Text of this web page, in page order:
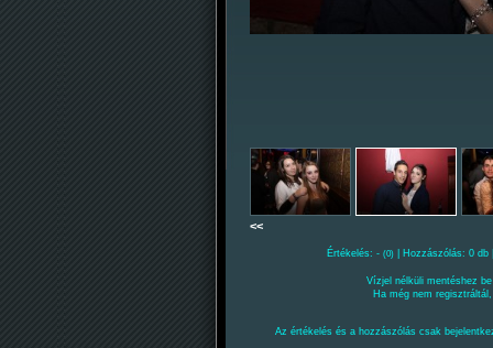
<<
Értékelés: - (0) | Hozzászólás: 0
Vízjel nélküli mentéshez
Ha még nem
Az értékelés és a hozzászólás csak